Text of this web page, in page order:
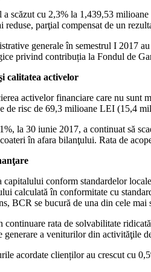
a scăzut cu 2,3% la 1,439,53
reduse, parţial compensat de un
generale în semestrul I 2017
privind contribuția la Fondul de
calitatea activelor
activelor financiare care nu sunt
de risc de 69,3 milioane LEI (15,4
la 30 iunie 2017, a continuat să
în afara bilanţului. Rata de
capitalului conform standardelor
calculată în conformitate cu
BCR se bucură de una din cele
rata de solvabilitate
generare a veniturilor din activităţile
acordate clienților au crescut cu